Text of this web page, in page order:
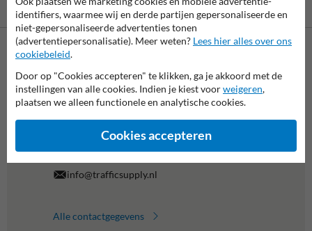
Betaling achteraf
is mogelijk
We zijn vandaag tot 17.00 telefonisch bereikbaar voor
al je vragen over onze producten en diensten.
Chat met ons
info@trafficsupply.nl
Alle contactgegevens
identifiers, waarmee wij en derde partijen gepersonaliseerde en
niet-gepersonaliseerde advertenties tonen
(advertentiepersonalisatie). Meer weten? Lees hier alles over ons
cookiebeleid.
Door op "Cookies accepteren" te klikken, ga je akkoord met de
instellingen van alle cookies. Indien je kiest voorweigeren,
plaatsen we alleen functionele en analytische cookies.
Cookies accepteren